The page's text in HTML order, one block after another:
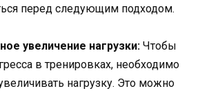
перед следующим подходом.
увеличение нагрузки: Чтобы
в тренировках, необходимо
нагрузку. Это можно